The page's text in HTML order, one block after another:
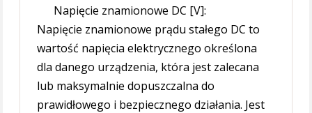
Napięcie znamionowe DC [V]:
Napięcie znamionowe prądu stałego DC to
wartość napięcia elektrycznego określona
dla danego urządzenia, która jest zalecana
lub maksymalnie dopuszczalna do
prawidłowego i bezpiecznego działania. Jest